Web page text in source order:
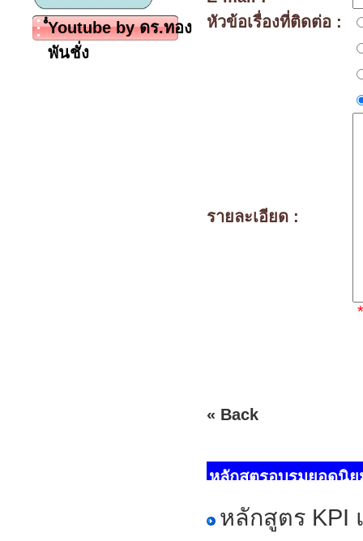
ํํYoutube by ดร.ทอง
พันชั่ง
หัวข้อเรื่องที่ติดต่อ :
รายละเอียด :
*
« Back
หลักสูตรอบรมยอดนิย
หลักสูตร KPI